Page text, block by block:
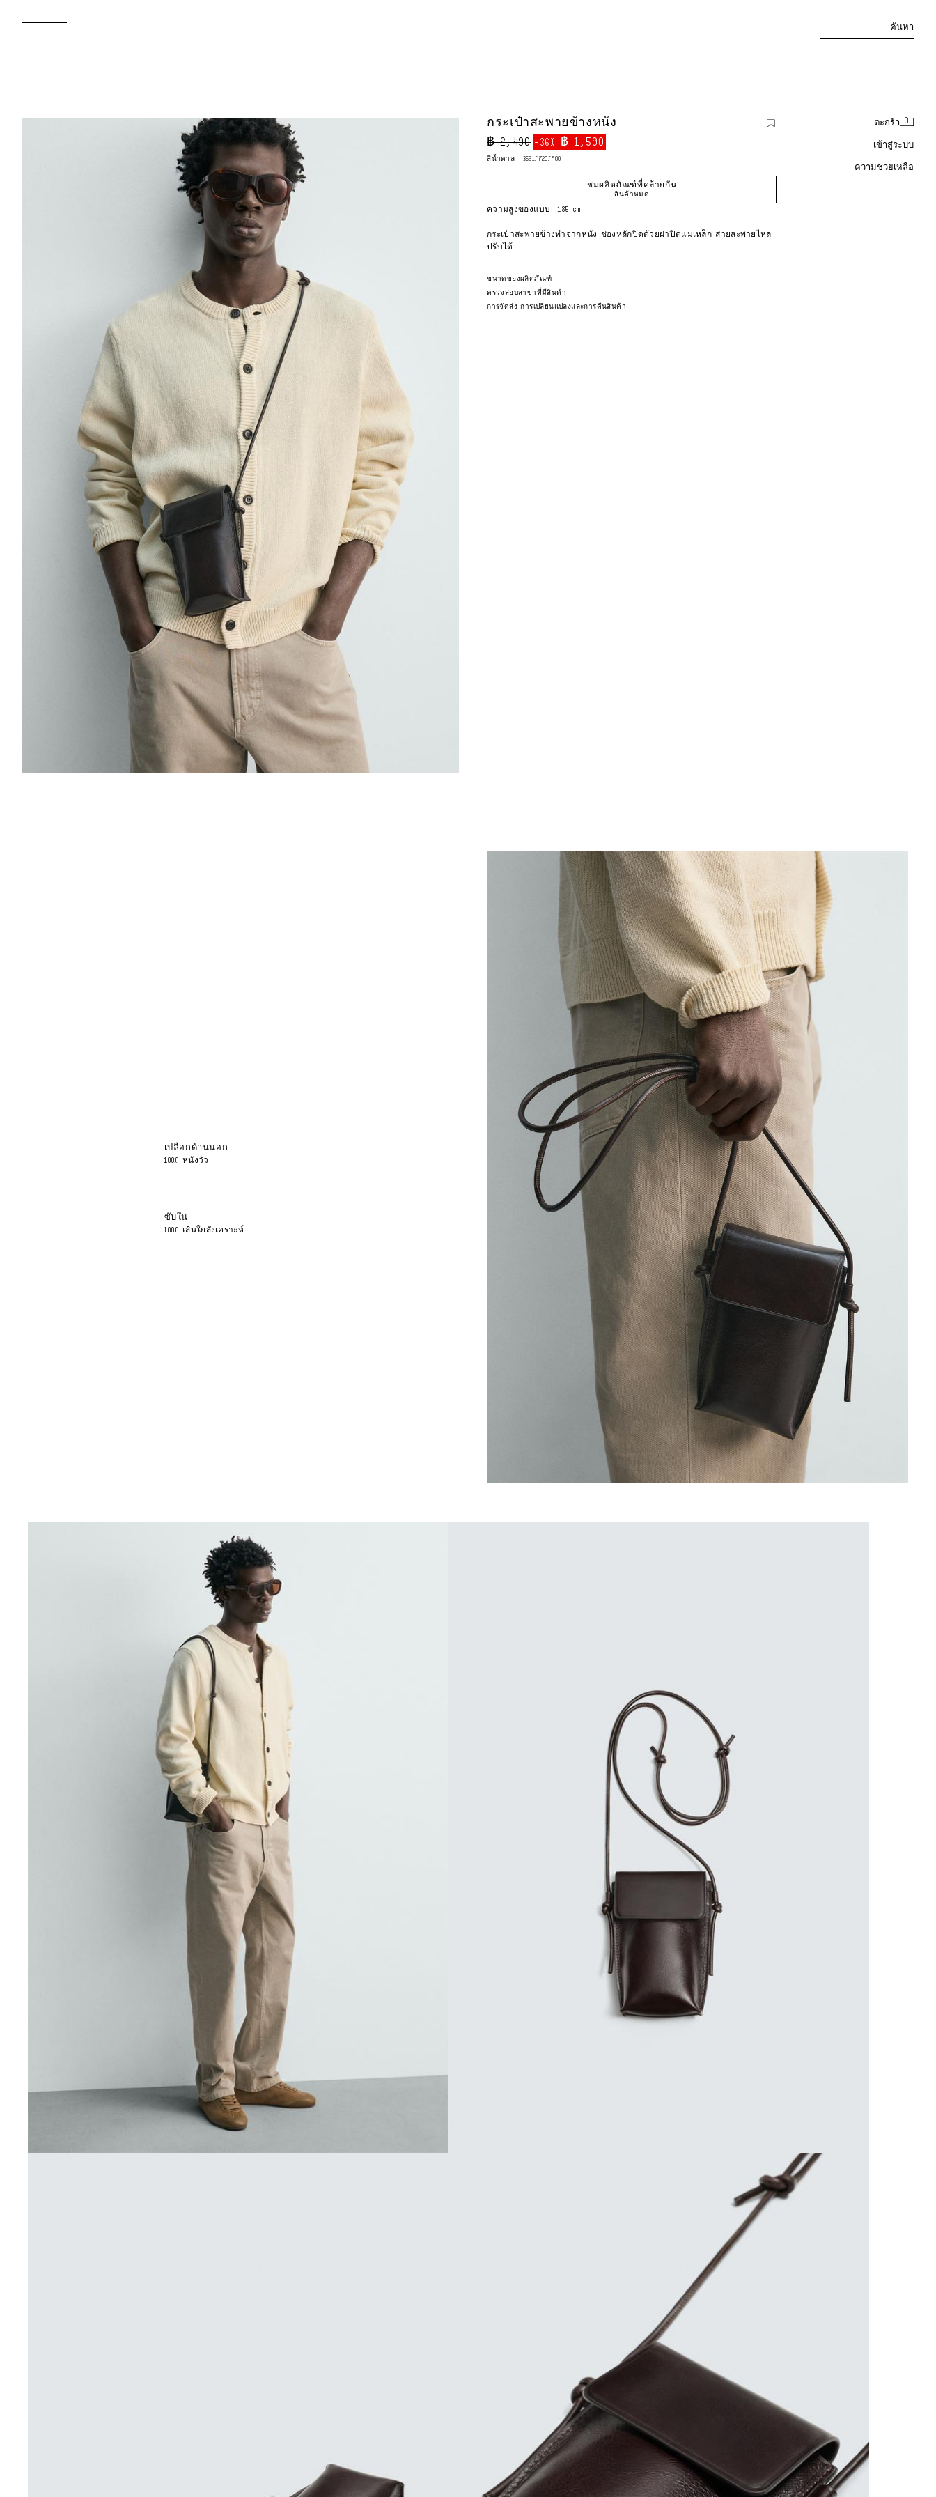
ค้นหา
ตะกร้า 0
เข้าสู่ระบบ
ความช่วยเหลือ
กระเป๋าสะพายข้างหนัง
฿ 2,490 -36% ฿ 1,590
สีน้ำตาล 3621/720/700
ชมผลิตภัณฑ์ที่คล้ายกัน
สินค้าหมด
ความสูงของแบบ: 185 cm
กระเป๋าสะพายข้างทำจากหนัง ช่องหลักปิดด้วยฝาปิดแม่เหล็ก สายสะพายไหล่
ปรับได้
คอลเลกชันพิเศษ Origins
ขนาดของผลิตภัณฑ์
ตรวจสอบสาขาที่มีสินค้า
การจัดส่ง การเปลี่ยนแปลงและการคืนสินค้า
เปลือกด้านนอก
100% หนังวัว
ซับใน
100% เส้นใยสังเคราะห์